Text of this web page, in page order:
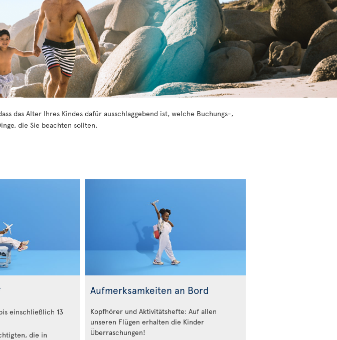
das Alter Ihres Kindes dafür ausschlaggebend ist, welche Buchungs-,
die Sie beachten sollten.
einschließlich 13
die in
Aufmerksamkeiten an Bord
Kopfhörer und Aktivitätshefte: Auf allen
unseren Flügen erhalten die Kinder
Überraschungen!